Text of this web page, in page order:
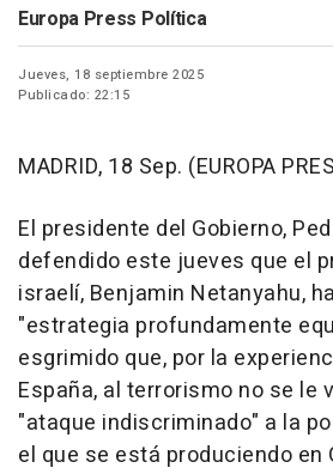
Europa Press Política
Jueves, 18 septiembre 2025
Publicado: 22:15
MADRID, 18 Sep. (EUROPA
El presidente del Gobierno,
defendido este jueves que el
israelí, Benjamin Netanyahu,
"estrategia profundamente
esgrimido que, por la
España, al terrorismo no se le
"ataque indiscriminado" a la
el que se está produciendo en